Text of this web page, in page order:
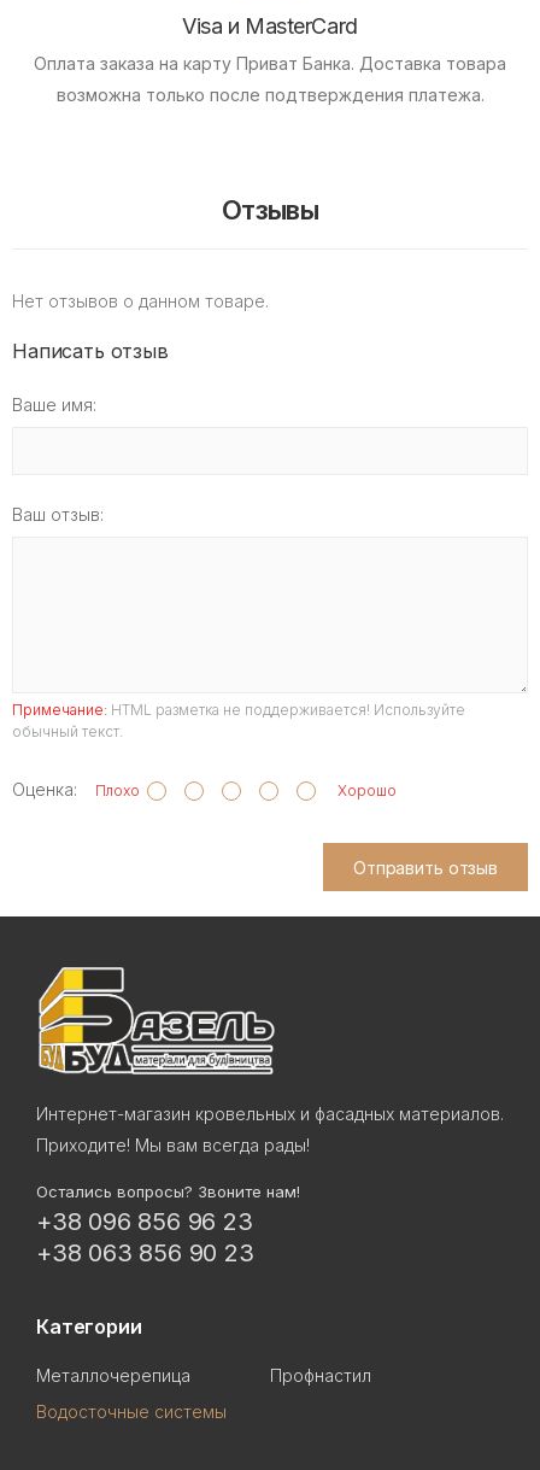
Visa и MasterCard
Оплата заказа на карту Приват Банка. Доставка товара
возможна только после подтверждения платежа.
Отзывы
Нет отзывов о данном товаре.
Написать отзыв
Ваше имя:
Ваш отзыв:
Примечание: HTML разметка не поддерживается! Используйте
обычный текст.
Оценка: Плохо Хорошо
Отправить отзыв
Интернет-магазин кровельных и фасадных материалов.
Приходите! Мы вам всегда рады!
Остались вопросы? Звоните нам!
+38 096 856 96 23
+38 063 856 90 23
Категории
Металлочерепица
Профнастил
Водосточные системы